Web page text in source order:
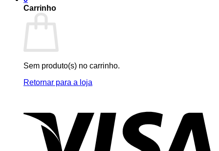
Carrinho
Sem produto(s) no carrinho.
Retornar para a loja